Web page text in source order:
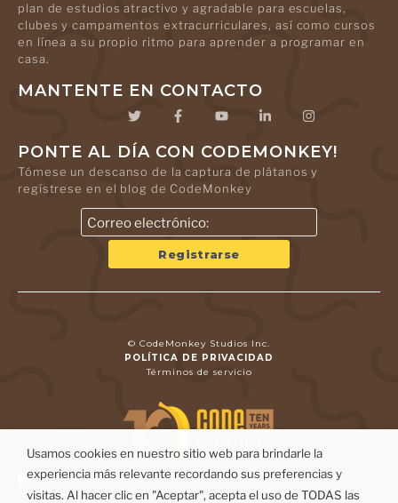
plan de estudios atractivo y agradable para escuelas,
clubes y campamentos extracurriculares, así como cursos
en línea a su propio ritmo para aprender a programar en
casa.
MANTENTE EN CONTACTO
PONTE AL DÍA CON CODEMONKEY!
Tómese un descanso de la captura de plátanos y
regístrese en el blog de CodeMonkey
© CodeMonkey Studios Inc.
POLÍTICA DE PRIVACIDAD
Términos de servicio
Usamos cookies en nuestro sitio web para brindarle la
experiencia más relevante recordando sus preferencias y
visitas. Al hacer clic en "Aceptar", acepta el uso de TODAS las